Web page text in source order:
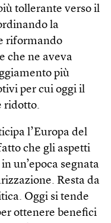
tollerante verso il
la
riformando
che ne aveva
più
per cui oggi il
ridotto.
l’Europa del
che gli aspetti
un’epoca segnata
Resta da
Oggi si tende
ottenere benefici